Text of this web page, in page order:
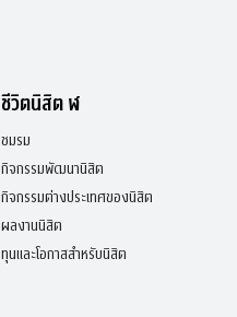
ชีวิตนิสิต ฬ
ชมรม
กิจกรรมพัฒนานิสิต
กิจกรรมต่างประเทศของนิสิต
ผลงานนิสิต
ทุนและโอกาสสำหรับนิสิต